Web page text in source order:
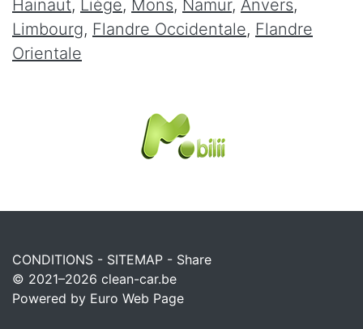
Hainaut, Liège, Mons, Namur, Anvers,
Limbourg, Flandre Occidentale, Flandre
Orientale
CONDITIONS - SITEMAP - Share
© 2021–2026 clean-car.be
Powered by Euro Web Page